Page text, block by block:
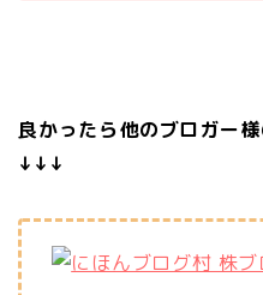
良かったら他のブロガー
↓↓↓